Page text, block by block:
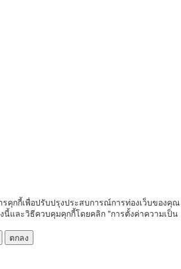
รคุกกี้เพื่อปรับปรุงประสบการณ์การท่องเว็บของคุณ
งนี้และวิธีควบคุมคุกกี้โดยคลิก "การตั้งค่าความเป็น
ตกลง